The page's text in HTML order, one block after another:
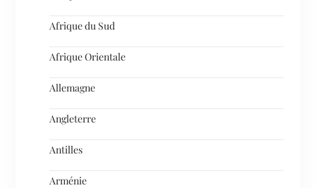
Afrique du Sud
Afrique Orientale
Allemagne
Angleterre
Antilles
Arménie